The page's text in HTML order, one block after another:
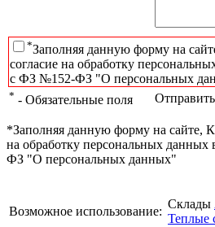
*Заполняя данную форму на
согласие на обработку
с ФЗ №152-ФЗ "О персональных
* - Обязательные поля
*Заполняя данную форму на сайте,
на обработку персональных
ФЗ "О персональных данных"
Возможное использование:
Склады
Теплые